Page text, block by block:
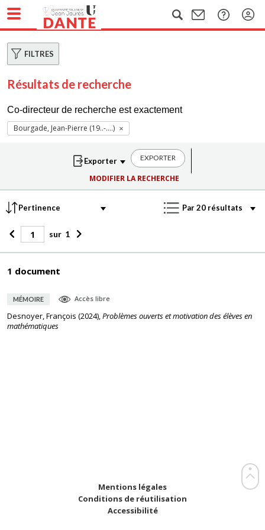
FILTRES
Résultats de recherche
Co-directeur de recherche est exactement
Bourgade, Jean-Pierre (19..-....)
EXPORTER
MODIFIER LA RECHERCHE
sur 1
1 document
MÉMOIRE Accès libre
Desnoyer, François (2024),Problèmes ouverts et motivation des élèves en
mathématiques
Mentions légales
Conditions de réutilisation
Accessibilité